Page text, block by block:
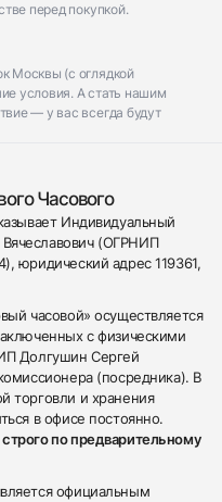
перед покупкой.
Москвы (с оглядкой
условия. А стать нашим
— у вас всегда будут
Часового
Индивидуальный
(ОГРНИП
юридический адрес 119361,
часовой» осуществляется
с физическими
Долгушин Сергей
(посредника). В
торговли и хранения
в офисе постоянно.
по предварительному
официальным